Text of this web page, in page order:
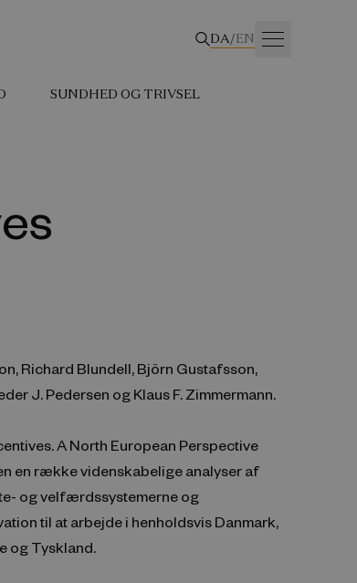
DA/EN
SUNDHED OG TRIVSEL
Richard Blundell, Björn Gustafsson,
J. Pedersen og Klaus F. Zimmermann.
A North European Perspective
en række videnskabelige analyser af
og velfærdssystemerne og
til at arbejde i henholdsvis Danmark,
og Tyskland.